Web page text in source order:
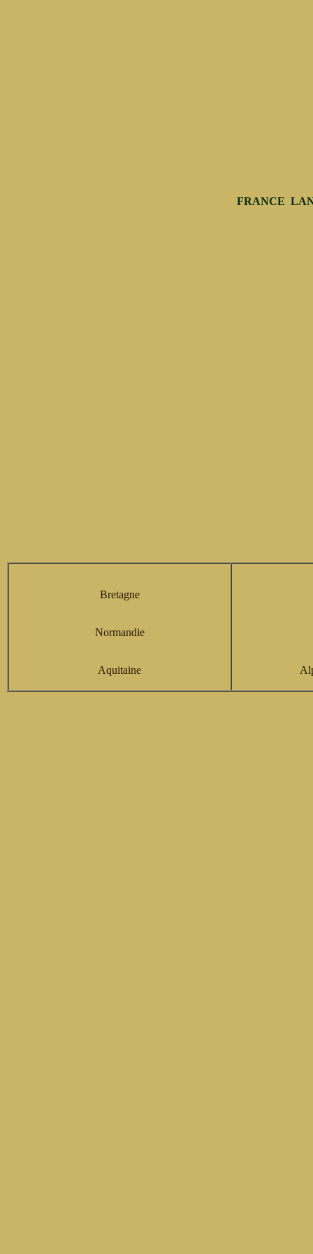
FRANCE
Bretagne
Normandie
Aquitaine